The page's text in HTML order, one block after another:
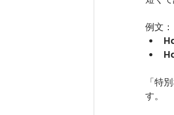
例文：
「特
す。